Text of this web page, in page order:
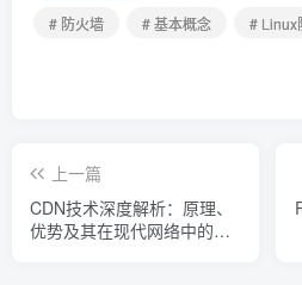
# 防火墙
# 基本概念 # Linux
上一篇
CDN技术深度解析：原理、
优势及其在现代网络中的应